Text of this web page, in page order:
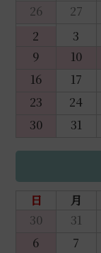
26
27
2
3
9
10
16
17
23
24
30
31
日 月
30
31
6
7